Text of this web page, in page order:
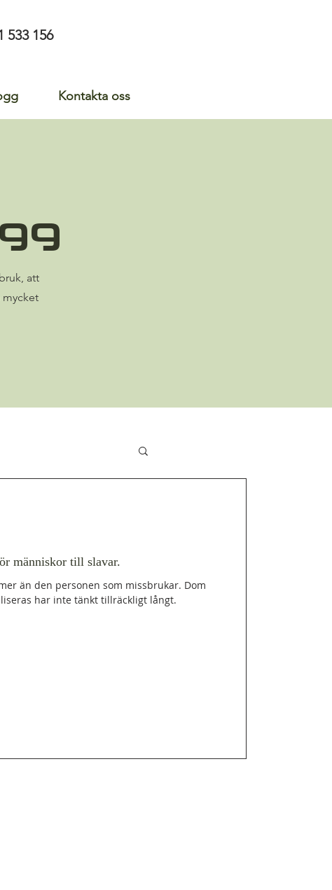
533 156
Kontakta oss
att
människor till slavar.
än den personen som missbrukar. Dom
har inte tänkt tillräckligt långt.